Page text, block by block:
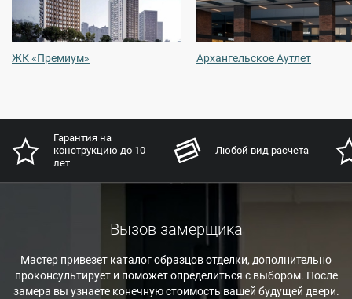
ЖК «Премиум» Архангельское Аутлет
Гарантия на
конструкцию до 10
лет
Любой вид расчета
Вызов замерщика
Мастер привезет каталог образцов отделки, дополнительно
проконсультирует и поможет определиться с выбором. После
замера вы узнаете конечную стоимость вашей будущей двери.